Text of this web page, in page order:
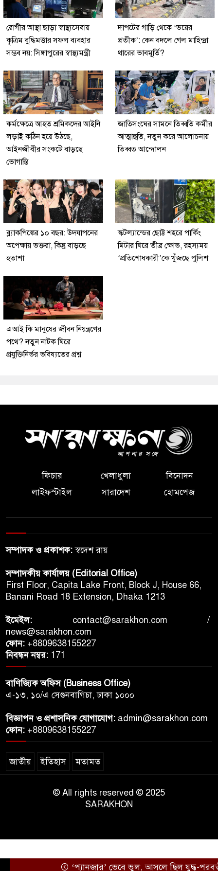
রোগীর আস্থা ছাড়া স্বাস্থ্যসেবায়
কৃত্রিম বুদ্ধিমত্তার সফল ব্যবহার
সম্ভব নয়: সিঙ্গাপুরের স্বাস্থ্যমন্ত্রী
দাপটের গাড়ি থেকে ‘ভয়ের
প্রতীক’: কেন বদলে গেল মাহিন্দ্রা
থারের ভাবমূর্তি?
কর্মক্ষেত্রে আহত শ্রমিকদের আইনি
লড়াই কঠিন হয়ে উঠছে,
আইনজীবীর সংকটে বাড়ছে
ভোগান্তি
জাতিসংঘের সামনে তিব্বতি কর্মীর
আত্মাহুতি, নতুন করে আলোচনায়
তিব্বত আন্দোলন
ব্ল্যাকপিঙ্কের ১০ বছর: উদযাপনের
অপেক্ষায় ভক্তরা, কিন্তু বাড়ছে
হতাশা
স্কটল্যান্ডের ছোট্ট শহরে পার্কিং
মিটার ঘিরে তীব্র ক্ষোভ, রহস্যময়
‘প্রতিশোধকারী’কে খুঁজছে পুলিশ
এআই কি মানুষের জীবন নিয়ন্ত্রণের
পথে? নতুন নাটক ঘিরে
প্রযুক্তিনির্ভর ভবিষ্যতের প্রশ্ন
ফিচার খেলাধুলা
বিনোদন
লাইফস্টাইল
সারাদেশ হোমপেজ
সম্পাদক ও প্রকাশক:স্বদেশ রায়
সম্পাদকীয় কার্যালয় (Editorial Office)
First Floor, Capita Lake Front, Block J, House 66,
Banani Road 18 Extension, Dhaka 1213
ইমেইল: contact@sarakhon.com /
news@sarakhon.com
ফোন: +8809638155227
নিবন্ধন নম্বর: 171
বাণিজ্যিক অফিস (Business Office)
এ-১৩, ১০/এ সেগুনবাগিচা, ঢাকা ১০০০
বিজ্ঞাপন ও প্রশাসনিক যোগাযোগ: admin@sarakhon.com
ফোন: +8809638155227
জাতীয় ইতিহাস মতামত
© All rights reserved © 2025
SARAKHON
‘প্যানজার’ ভেবে ভুল, আসলে ছিল যুদ্ধ-পরবর্তী